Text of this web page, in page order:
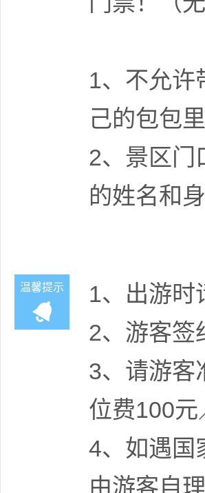
1、不允许
己的包包
2、景区门
的姓名和
温馨提示
1、出游时
2、游客签
3、请游客
位费100元
4、如遇国
由游客自理